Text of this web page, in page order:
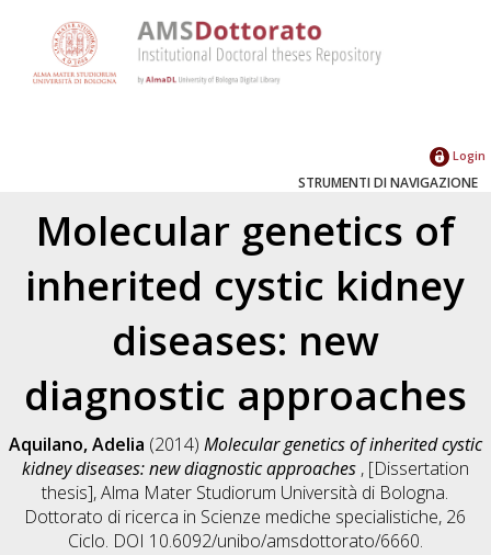
Login
STRUMENTI DI NAVIGAZIONE
Molecular genetics of
inherited cystic kidney
diseases: new
diagnostic approaches
Aquilano, Adelia (2014) Molecular genetics of inherited cystic
kidney diseases: new diagnostic approaches , [Dissertation
thesis], Alma Mater Studiorum Università di Bologna.
Dottorato di ricerca in Scienze mediche specialistiche, 26
Ciclo. DOI 10.6092/unibo/amsdottorato/6660.